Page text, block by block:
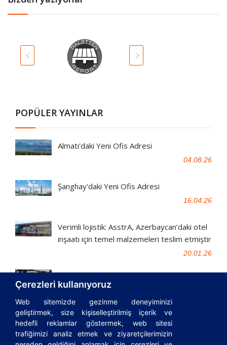
Çerezleri kullanıyoruz
Web sitemizde gezinme deneyiminizi
geliştirmek, size kişiselleştirilmiş içerik ve
hedefli reklamlar göstermek, web sitesi
trafiğimizi analiz etmek ve ziyaretçilerimizin
POPÜLER YAYINLAR
Almatı'daki Yeni Ofis Adresi
04.08.26
Şanghay'daki Yeni Ofis Adresi
16.04.26
Verimli lojistik: AsstrA, Azerbaycan’daki otel
inşaatı için temel malzemeleri teslim etmiştir
20.01.26
AsstrA Kimya Lojistiği: Finlandiya'dan
Kazakistan'a